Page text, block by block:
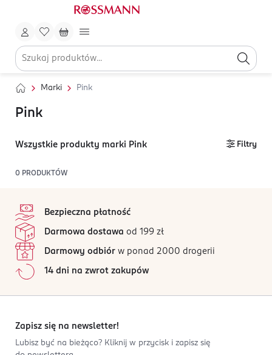
Marki Pink
Pink
Wszystkie produkty marki Pink Filtry
0 PRODUKTÓW
Bezpieczna płatność
Darmowa dostawa od 199 zł
Darmowy odbiór w ponad 2000 drogerii
14 dni na zwrot zakupów
Zapisz się na newsletter!
Lubisz być na bieżąco? Kliknij w przycisk i zapisz się